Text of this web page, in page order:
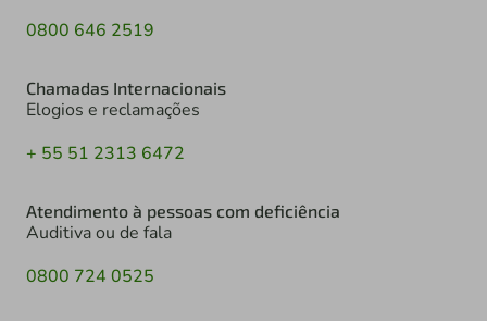
0800 646 2519
Chamadas Internacionais
Elogios e reclamações
+ 55 51 2313 6472
Atendimento à pessoas com deficiência
Auditiva ou de fala
0800 724 0525